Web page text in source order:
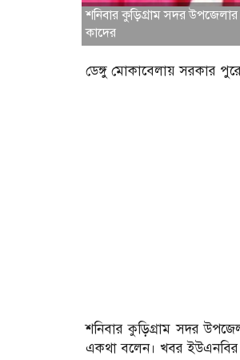
শনিবার কুড়িগ্রাম সদর উপজেলার
কাদের
ডেঙ্গু মোকাবেলায় সরকার
শনিবার কুড়িগ্রাম সদর
একথা বলেন। খবর ইউএনবির